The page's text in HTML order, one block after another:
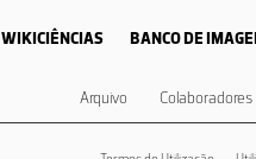
WIKICIÊNCIAS BANCO DE
Arquivo Colaboradores